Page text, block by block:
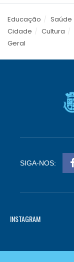
Educação Saúde
Cidade
Cultura
Geral
SIGA-NOS:
INSTAGRAM